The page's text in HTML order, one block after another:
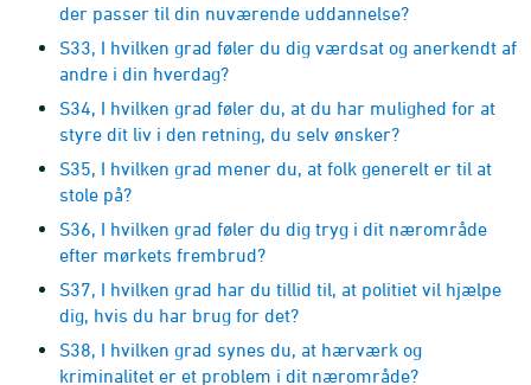
der passer til din nuværende uddannelse?
S33, I hvilken grad føler du dig værdsat og anerkendt af
andre i din hverdag?
S34, I hvilken grad føler du, at du har mulighed for at
styre dit liv i den retning, du selv ønsker?
S35, I hvilken grad mener du, at folk generelt er til at
stole på?
S36, I hvilken grad føler du dig tryg i dit nærområde
efter mørkets frembrud?
S37, I hvilken grad har du tillid til, at politiet vil hjælpe
dig, hvis du har brug for det?
S38, I hvilken grad synes du, at hærværk og
kriminalitet er et problem i dit nærområde?